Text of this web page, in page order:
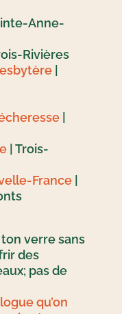
Anne-
Rivières
| Trois-
France
verre sans
des
pas de
qu’on